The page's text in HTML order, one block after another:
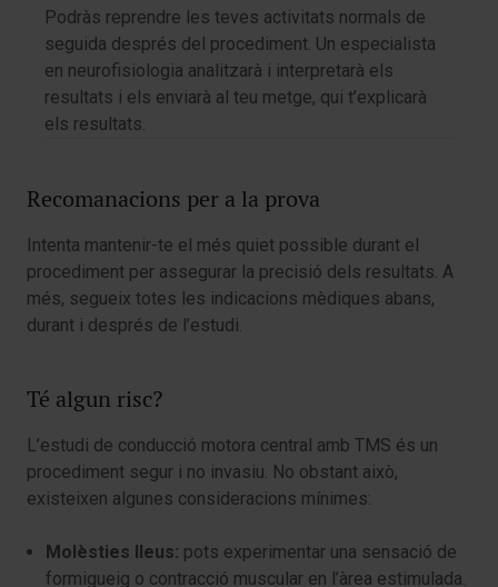
Podràs reprendre les teves activitats normals de
seguida després del procediment. Un especialista
en neurofisiologia analitzarà i interpretarà els
resultats i els enviarà al teu metge, qui t’explicarà
els resultats.
Recomanacions per a la prova
Intenta mantenir-te el més quiet possible durant el
procediment per assegurar la precisió dels resultats. A
més, segueix totes les indicacions mèdiques abans,
durant i després de l’estudi.
Té algun risc?
L’estudi de conducció motora central amb TMS és un
procediment segur i no invasiu. No obstant això,
existeixen algunes consideracions mínimes:
Molèsties lleus: pots experimentar una sensació de
formigueig o contracció muscular en l’àrea estimulada.